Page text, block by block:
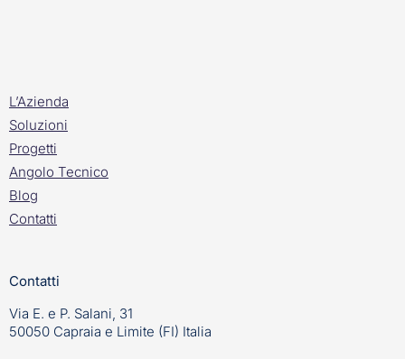
L’Azienda
Soluzioni
Progetti
Angolo Tecnico
Blog
Contatti
Contatti
Via E. e P. Salani, 31
50050 Capraia e Limite (FI) Italia